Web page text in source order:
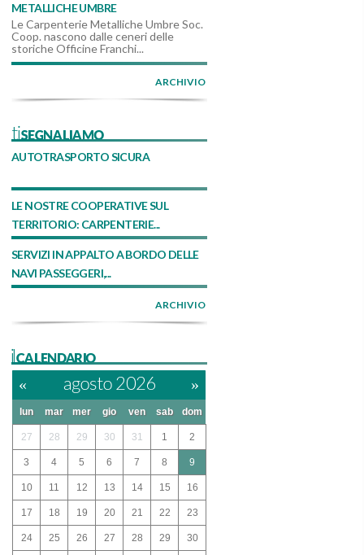
METALLICHE UMBRE
Le Carpenterie Metalliche Umbre Soc.
Coop. nascono dalle ceneri delle
storiche Officine Franchi...
ARCHIVIO
tiSEGNALIAMO
AUTOTRASPORTO SICURA
LE NOSTRE COOPERATIVE SUL
TERRITORIO: CARPENTERIE...
SERVIZI IN APPALTO A BORDO DELLE
NAVI PASSEGGERI,...
ARCHIVIO
ilCALENDARIO
« agosto 2026 »
lun mar mer gio ven sab dom
27 28 29 30 31 1 2
3 4 5 6 7 8 9
10 11 12 13 14 15 16
17 18 19 20 21 22 23
24 25 26 27 28 29 30